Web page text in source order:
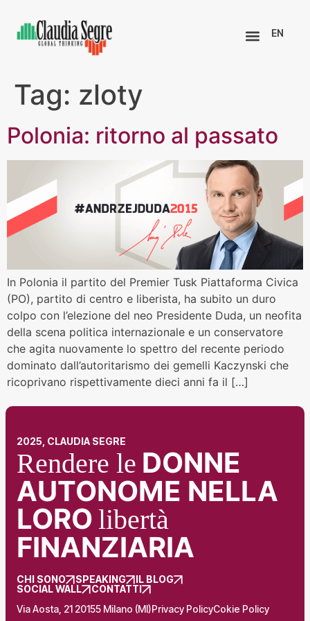
EN
Tag: zloty
Polonia: ritorno al passato
In Polonia il partito del Premier Tusk Piattaforma Civica
(PO), partito di centro e liberista, ha subito un duro
colpo con l’elezione del neo Presidente Duda, un neofita
della scena politica internazionale e un conservatore
che agita nuovamente lo spettro del recente periodo
dominato dall’autoritarismo dei gemelli Kaczynski che
ricoprivano rispettivamente dieci anni fa il […]
2025, CLAUDIA SEGRE
Rendere le DONNE
AUTONOME NELLA
LORO libertà
FINANZIARIA
CHI SONO SPEAKING
IL BLOG
SOCIAL WALL
CONTATTI
Via Aosta, 21 20155 Milano (MI)Privacy PolicyCokie Policy